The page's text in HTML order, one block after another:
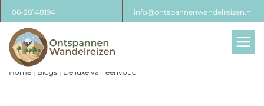
06-28148194 info@ontspannenwandelreizen.nl
Home | Blogs | De luxe van eenvoud